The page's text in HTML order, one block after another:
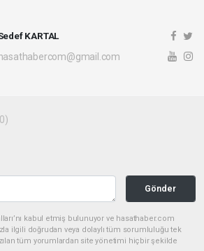
KARTAL
hasathabercom@gmail.com
Gönder
kabul etmiş bulunuyor ve hasathaber.com
ilgili doğrudan veya dolaylı tüm sorumluluğu tek
tüm yorumlardan site yönetimi hiçbir şekilde